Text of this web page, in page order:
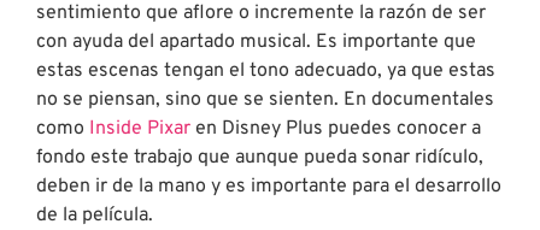
sentimiento que aflore o incremente la razón de ser
con ayuda del apartado musical. Es importante que
estas escenas tengan el tono adecuado, ya que estas
no se piensan, sino que se sienten. En documentales
como Inside Pixar en Disney Plus puedes conocer a
fondo este trabajo que aunque pueda sonar ridículo,
deben ir de la mano y es importante para el desarrollo
de la película.